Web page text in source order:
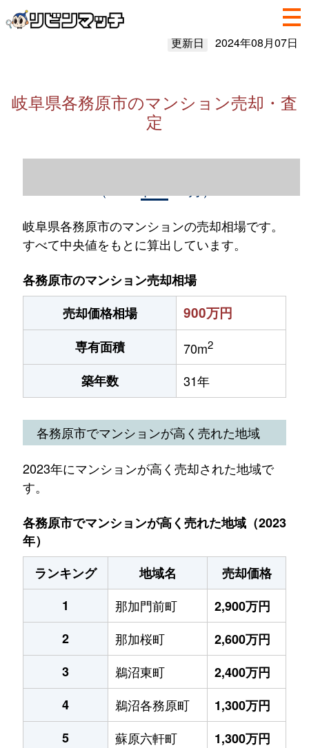
更新日 2024年08月07日
岐阜県各務原市のマンション売却・査
定
岐阜県各務原市のマンションの売却相場です。
すべて中央値をもとに算出しています。
各務原市のマンション売却相場
売却価格相場
900万円
専有面積 70m2
築年数 31年
各務原市でマンションが高く売れた地域
2023年にマンションが高く売却された地域で
す。
各務原市でマンションが高く売れた地域（2023
年）
ランキング
地域名
売却価格
1
那加門前町
2,900万円
2
那加桜町
2,600万円
3
鵜沼東町
2,400万円
4
鵜沼各務原町
1,300万円
5
蘇原六軒町
1,300万円